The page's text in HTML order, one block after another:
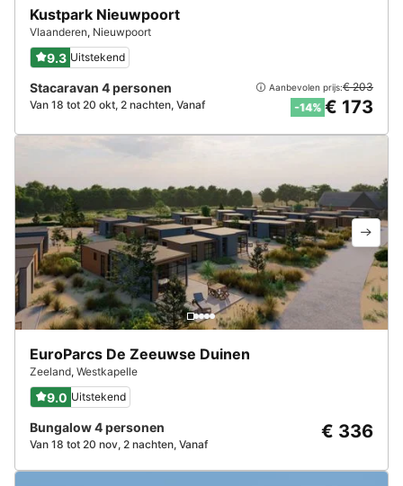
Kustpark Nieuwpoort
Vlaanderen, Nieuwpoort
9.3 Uitstekend
Stacaravan 4 personen
Van 18 tot 20 okt, 2 nachten, Vanaf
Aanbevolen prijs:€ 203
-14% € 173
EuroParcs De Zeeuwse Duinen
Zeeland, Westkapelle
9.0 Uitstekend
Bungalow 4 personen
Van 18 tot 20 nov, 2 nachten, Vanaf
€ 336